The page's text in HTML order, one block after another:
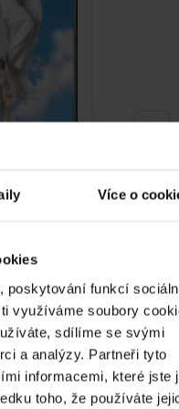
Více o
poskytování funkcí
využíváme soubory
sdílíme se svými
a analýzy. Partneři tyto
informacemi, které jste
toho, že používáte
89 Kč